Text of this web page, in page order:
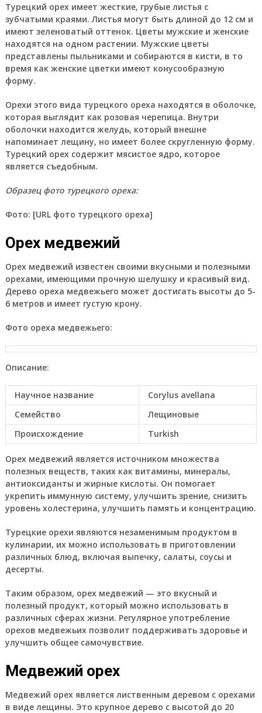
Турецкий орех имеет жесткие, грубые листья с
зубчатыми краями. Листья могут быть длиной до 12 см и
имеют зеленоватый оттенок. Цветы мужские и женские
находятся на одном растении. Мужские цветы
представлены пыльниками и собираются в кисти, в то
время как женские цветки имеют конусообразную
форму.
Орехи этого вида турецкого ореха находятся в оболочке,
которая выглядит как розовая черепица. Внутри
оболочки находится желудь, который внешне
напоминает лещину, но имеет более скругленную форму.
Турецкий орех содержит мясистое ядро, которое
является съедобным.
Образец фото турецкого ореха:
Фото: [URL фото турецкого ореха]
Орех медвежий
Орех медвежий известен своими вкусными и полезными
орехами, имеющими прочную шелушку и красивый вид.
Дерево ореха медвежьего может достигать высоты до 5-
6 метров и имеет густую крону.
Фото ореха медвежьего:
Описание:
Научное название
Corylus avellana
Семейство
Лещиновые
Происхождение
Turkish
Орех медвежий является источником множества
полезных веществ, таких как витамины, минералы,
антиоксиданты и жирные кислоты. Он помогает
укрепить иммунную систему, улучшить зрение, снизить
уровень холестерина, улучшить память и концентрацию.
Турецкие орехи являются незаменимым продуктом в
кулинарии, их можно использовать в приготовлении
различных блюд, включая выпечку, салаты, соусы и
десерты.
Таким образом, орех медвежий — это вкусный и
полезный продукт, который можно использовать в
различных сферах жизни. Регулярное употребление
орехов медвежьих позволит поддерживать здоровье и
улучшить общее самочувствие.
Медвежий орех
Медвежий орех является лиственным деревом с орехами
в виде лещины. Это крупное дерево с высотой до 20